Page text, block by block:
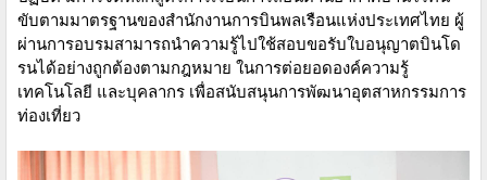
ขับตามมาตรฐานของสำนักงานการบินพลเรือนแห่งประเทศไทย ผู้
ผ่านการอบรมสามารถนำความรู้ไปใช้สอบขอรับใบอนุญาตบินโด
รนได้อย่างถูกต้องตามกฎหมาย ในการต่อยอดองค์ความรู้
เทคโนโลยี และบุคลากร เพื่อสนับสนุนการพัฒนาอุตสาหกรรมการ
ท่องเที่ยว